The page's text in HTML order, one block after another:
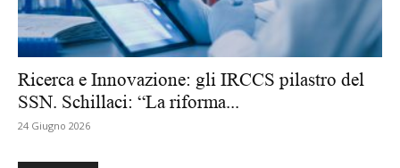
Ricerca e Innovazione: gli IRCCS pilastro del
SSN. Schillaci: “La riforma...
24 Giugno 2026